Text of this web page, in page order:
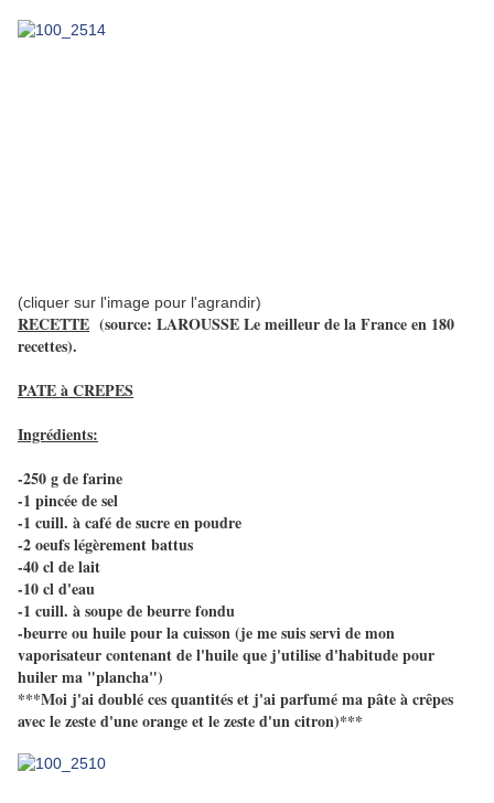
(cliquer sur l'image pour l'agrandir)
RECETTE (source: LAROUSSE Le meilleur de la France en 180
recettes).
PATE à CREPES
Ingrédients:
-250 g de farine
-1 pincée de sel
-1 cuill. à café de sucre en poudre
-2 oeufs légèrement battus
-40 cl de lait
-10 cl d'eau
-1 cuill. à soupe de beurre fondu
-beurre ou huile pour la cuisson (je me suis servi de mon
vaporisateur contenant de l'huile que j'utilise d'habitude pour
huiler ma "plancha")
***Moi j'ai doublé ces quantités et j'ai parfumé ma pâte à crêpes
avec le zeste d'une orange et le zeste d'un citron)***